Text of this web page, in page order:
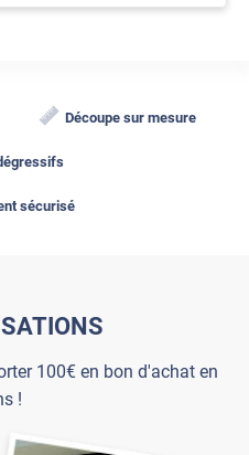
Découpe sur mesure
sécurisé
100€ en bon d'achat en
!